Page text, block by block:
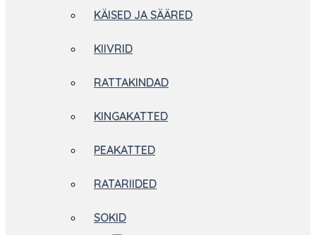
KÄISED JA SÄÄRED
KIIVRID
RATTAKINDAD
KINGAKATTED
PEAKATTED
RATARIIDED
SOKID